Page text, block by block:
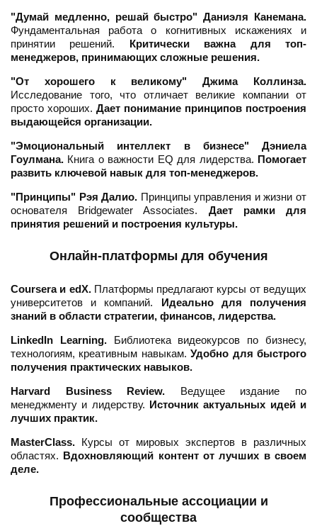
"Думай медленно, решай быстро" Даниэля Канемана.
Фундаментальная работа о когнитивных искажениях и
принятии решений. Критически важна для топ-
менеджеров, принимающих сложные решения.
"От хорошего к великому" Джима Коллинза.
Исследование того, что отличает великие компании от
просто хороших. Дает понимание принципов построения
выдающейся организации.
"Эмоциональный интеллект в бизнесе" Дэниела
Гоулмана. Книга о важности EQ для лидерства. Помогает
развить ключевой навык для топ-менеджеров.
"Принципы" Рэя Далио. Принципы управления и жизни от
основателя Bridgewater Associates. Дает рамки для
принятия решений и построения культуры.
Онлайн-платформы для обучения
Coursera и edX.Платформы предлагают курсы от ведущих
университетов и компаний. Идеально для получения
знаний в области стратегии, финансов, лидерства.
LinkedIn Learning.Библиотека видеокурсов по бизнесу,
технологиям, креативным навыкам.Удобно для быстрого
получения практических навыков.
Harvard Business Review. Ведущее издание по
менеджменту и лидерству. Источник актуальных идей и
лучших практик.
MasterClass. Курсы от мировых экспертов в различных
областях. Вдохновляющий контент от лучших в своем
деле.
Профессиональные ассоциации и
сообщества